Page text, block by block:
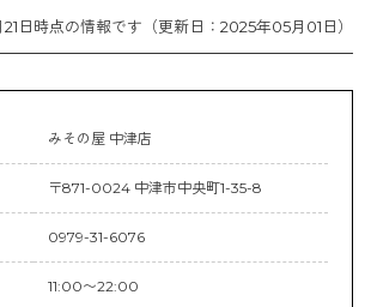
日時点の情報です（更新日：2025年05月01日）
みその屋 中津店
〒871-0024 中津市中央町1-35-8
0979-31-6076
11:00〜22:00